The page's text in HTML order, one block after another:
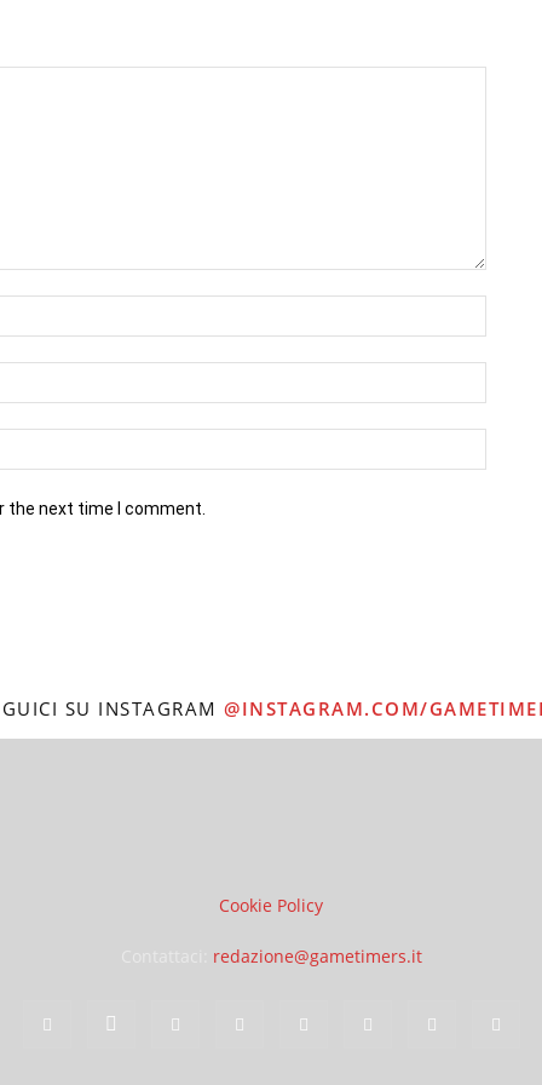
the next time I comment.
SU INSTAGRAM @INSTAGRAM.COM/
Cookie Policy
redazione@gametimers.it